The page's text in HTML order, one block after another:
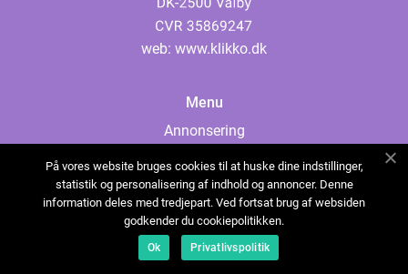
web: www.klikko.dk
Menu
Annonsering
Cookies
Kontakta oss
Sitemap
På vores website bruges cookies til at huske dine indstillinger,
statistik og personalisering af indhold og annoncer. Denne
information deles med tredjepart. Ved fortsat brug af websiden
godkender du cookiepolitikken.
Ok Privatlivspolitik